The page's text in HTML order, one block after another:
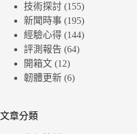
技術探討 (155)
新聞時事 (195)
經驗心得 (144)
評測報告 (64)
開箱文 (12)
韌體更新 (6)
文章分類